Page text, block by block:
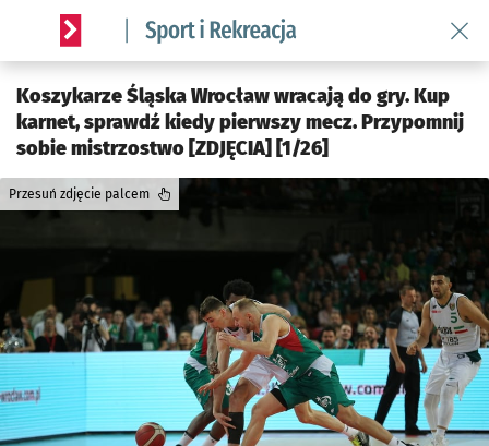
Serwis informacyjny wroclaw.pl podserwis: Sport i rekreacja
Koszykarze Śląska Wrocław wracają do gry. Kup
karnet, sprawdź kiedy pierwszy mecz. Przypomnij
sobie mistrzostwo [ZDJĘCIA] [1/26]
Przesuń zdjęcie palcem